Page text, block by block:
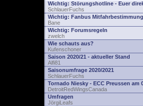
Wichtig: Störungshotline - Euer
SchlauerFuchs
Wichtig: Fanbus
Bane
Wichtig: Forumsregeln
zwelch
Wie schauts aus?
Kufenschoner
Saison 2020/21 - aktueller Stand
Alfi81
Saisonumfrage 2020/2021
SchlauerFuchs
Tornado Niesky - ECC Preussen am
DetroitRedWingsCanada
Umfragen
JörgiLeafs